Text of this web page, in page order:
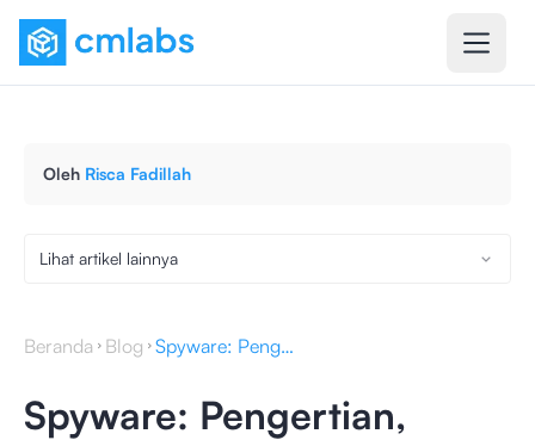
Oleh Risca Fadillah
Lihat artikel lainnya
Beranda Blog Spyware: Pengertian, Contoh, Fungsi, serta Cara Kerjanya
Spyware: Pengertian,